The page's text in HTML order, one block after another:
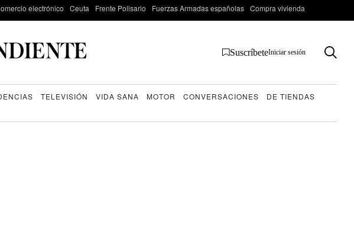
electrónico Ceuta Frente Polisario Fuerzas Armadas españolas Compra vivienda
SuscríbeteIniciar sesión
TELEVISIÓN VIDA SANA MOTOR CONVERSACIONES
DE TIENDAS